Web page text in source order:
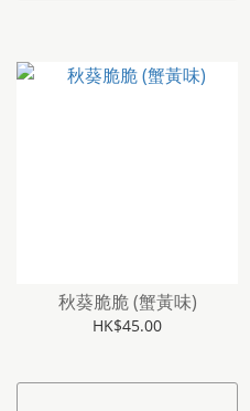
秋葵脆脆 (蟹黃味)
HK$45.00